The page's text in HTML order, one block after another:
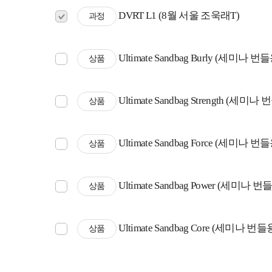
과정 DVRT L1 (8월 서울 조욱래T)
상품 Ultimate Sandbag Burly (세미나 번
상품 Ultimate Sandbag Strength (세미나
상품 Ultimate Sandbag Force (세미나 번
상품 Ultimate Sandbag Power (세미나 번
상품 Ultimate Sandbag Core (세미나 번들